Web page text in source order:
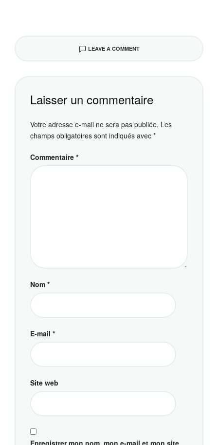
LEAVE A COMMENT
Laisser un commentaire
Votre adresse e-mail ne sera pas publiée. Les
champs obligatoires sont indiqués avec *
Commentaire *
Nom *
E-mail *
Site web